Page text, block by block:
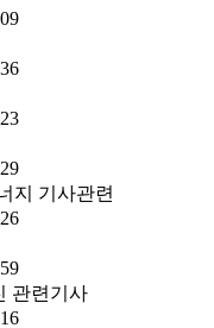
지 기사관련
관련기사